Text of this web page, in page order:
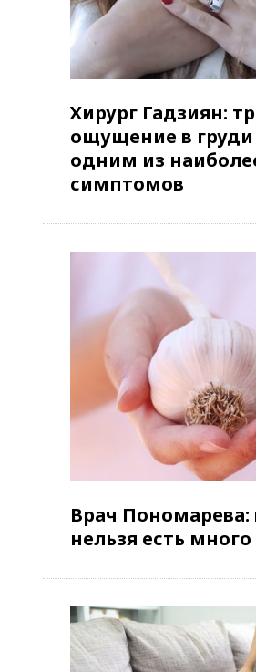
Хирург Гадзиян:
ощущение в груди
одним из
симптомов
Врач
нельзя есть